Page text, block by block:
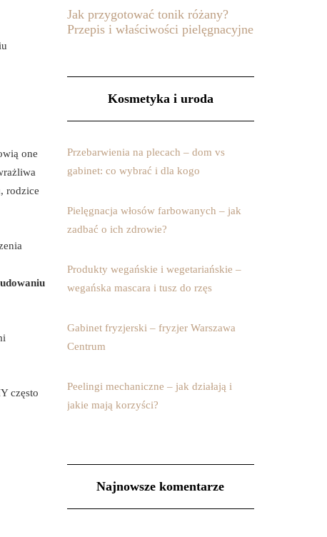
one
rodzice
często
Jak przygotować tonik różany?
Przepis i właściwości pielęgnacyjne
Kosmetyka i uroda
Przebarwienia na plecach – dom vs
gabinet: co wybrać i dla kogo
Pielęgnacja włosów farbowanych – jak
zadbać o ich zdrowie?
Produkty wegańskie i wegetariańskie –
wegańska mascara i tusz do rzęs
Gabinet fryzjerski – fryzjer Warszawa
Centrum
Peelingi mechaniczne – jak działają i
jakie mają korzyści?
Najnowsze komentarze